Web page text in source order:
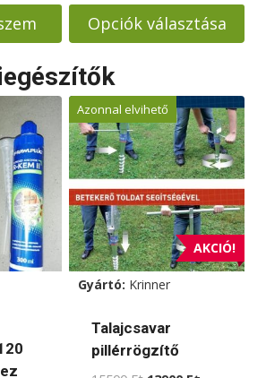
-
Opciók választása
a
terméknek
több
variációja
van.
A
változatok
a
termékoldalon
választhatók
AKCIÓ!
Azonnal elvihető
Gyártó: Krinner
Talajcsavar
pillérrögzítő